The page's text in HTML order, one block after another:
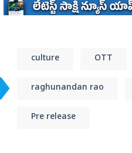
culture OTT
raghunandan rao
Pre release